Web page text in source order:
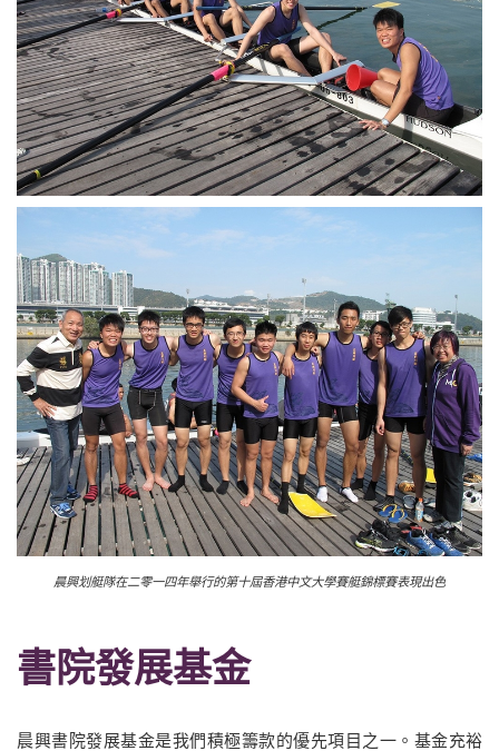
晨興划艇隊在二零一四年舉行的第十屆香港中文大學賽艇錦標賽表現出色
書院發展基金
晨興書院發展基金是我們積極籌款的優先項目之一。基金充裕